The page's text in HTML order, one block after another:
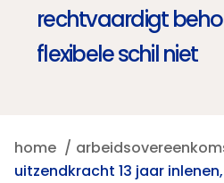
rechtvaardigt
flexibele schil niet
home
uitzendkracht 13 jaar